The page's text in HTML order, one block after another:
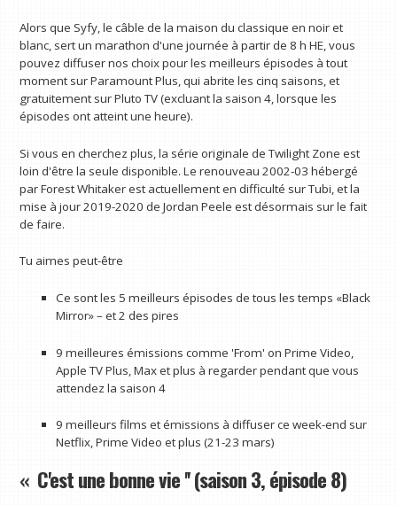
Alors que Syfy, le câble de la maison du classique en noir et
blanc, sert un marathon d'une journée à partir de 8 h HE, vous
pouvez diffuser nos choix pour les meilleurs épisodes à tout
moment sur Paramount Plus, qui abrite les cinq saisons, et
gratuitement sur Pluto TV (excluant la saison 4, lorsque les
épisodes ont atteint une heure).
Si vous en cherchez plus, la série originale de Twilight Zone est
loin d'être la seule disponible. Le renouveau 2002-03 hébergé
par Forest Whitaker est actuellement en difficulté sur Tubi, et la
mise à jour 2019-2020 de Jordan Peele est désormais sur le fait
de faire.
Tu aimes peut-être
Ce sont les 5 meilleurs épisodes de tous les temps «Black
Mirror» – et 2 des pires
9 meilleures émissions comme 'From' on Prime Video,
Apple TV Plus, Max et plus à regarder pendant que vous
attendez la saison 4
9 meilleurs films et émissions à diffuser ce week-end sur
Netflix, Prime Video et plus (21-23 mars)
« C'est une bonne vie '' (saison 3, épisode 8)